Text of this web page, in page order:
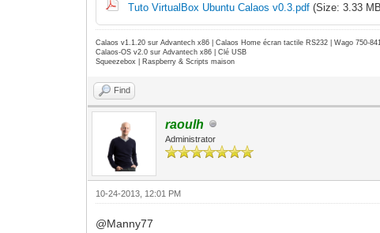
Tuto VirtualBox Ubuntu Calaos v0.3.pdf (Size: 3.33
Calaos v1.1.20 sur Advantech x86 | Calaos Home écran tactile RS232 | Wago 750-
Calaos-OS v2.0 sur Advantech x86 | Clé USB
Squeezebox | Raspberry & Scripts maison
Find
raoulh
Administrator
10-24-2013, 12:01 PM
@Manny77